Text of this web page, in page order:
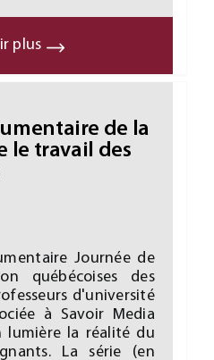
plus
de la
le travail des
Journée de
québécoises des
d'université
à Savoir Media
la réalité du
La série (en